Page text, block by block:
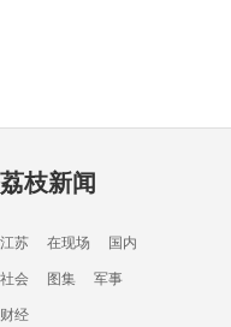
荔枝新闻
江苏 在现场 国内
社会 图集 军事
财经